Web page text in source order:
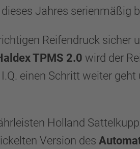
Jahres serienmäßig
Reifendruck sicher
TPMS 2.0 wird der
einen Schritt weiter
Holland
Version des